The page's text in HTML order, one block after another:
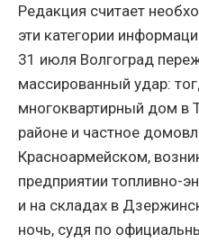
Редакция считает
эти категории
31 июля Волгоград
массированный удар:
многоквартирный дом в
районе и частное
Красноармейском,
предприятии топливно-
и на складах в
ночь, судя по